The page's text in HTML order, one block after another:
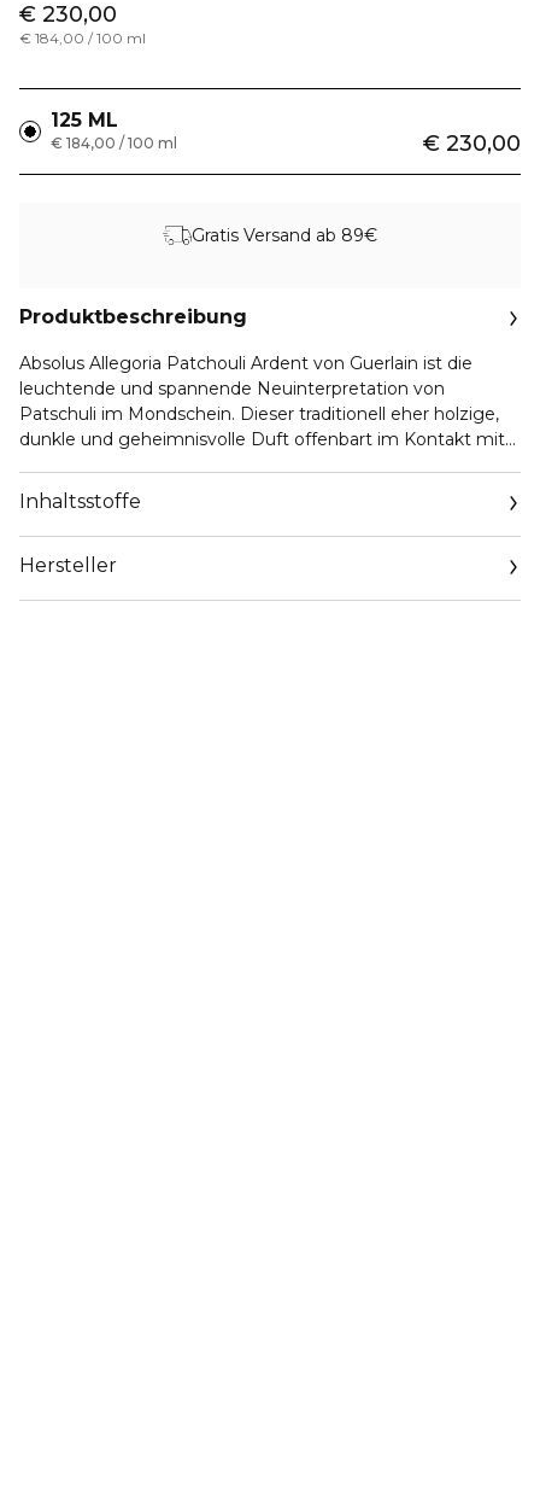
€ 230,00
€ 184,00 / 100 ml
125 ML
€ 230,00
€ 184,00 / 100 ml
Gratis Versand ab 89€
Produktbeschreibung
Absolus Allegoria Patchouli Ardent von Guerlain ist die
leuchtende und spannende Neuinterpretation von
Patschuli im Mondschein. Dieser traditionell eher holzige,
dunkle und geheimnisvolle Duft offenbart im Kontakt mit
seine strahlenderen Facetten.
Inhaltsstoffe
Hersteller